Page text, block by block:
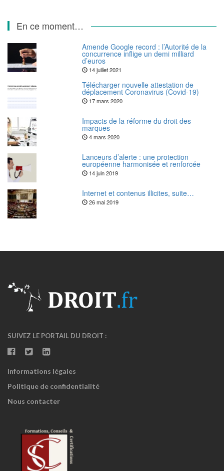
En ce moment…
Amende Google record : l’Autorité de la
concurrence inflige un demi milliard
d’euros
14 juillet 2021
Télécharger nouvelle attestation de
déplacement Coronavirus (Covid-19)
17 mars 2020
Impacts de la réforme du droit des
marques
4 mars 2020
Lanceurs d’alerte : une protection
européenne harmonisée et renforcée
14 juin 2019
Internet et contenus illicites, suite…
26 mai 2019
SUIVEZ LE PORTAIL DU DROIT :
Informations légales
Politique de confidentialité
Nous contacter